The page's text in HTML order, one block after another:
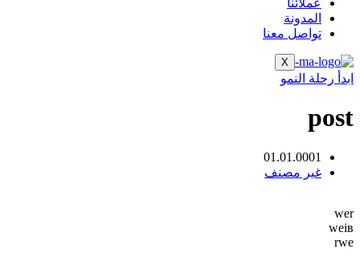
عملائنا
المدونة
تواصل معنا
X
ابدأ رحلة النمو
post
01.01.0001
غير مصنف
wer
weів
rwe